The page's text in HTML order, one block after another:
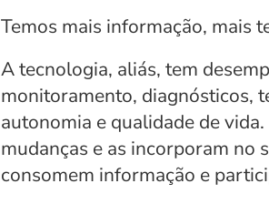
Temos mais informação, mais
A tecnologia, aliás, tem
monitoramento, diagnósticos,
autonomia e qualidade de
mudanças e as incorporam no
consomem informação e